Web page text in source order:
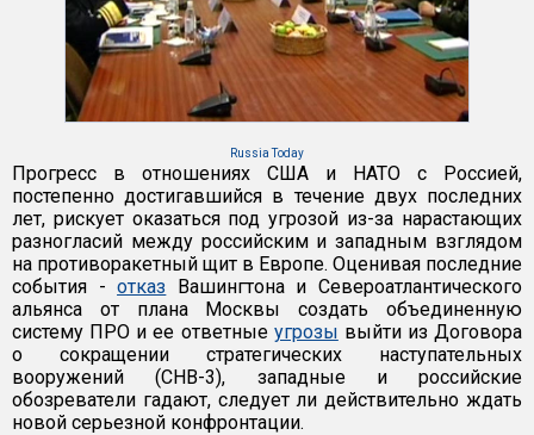
Russia Today
Прогресс в отношениях США и НАТО с Россией,
постепенно достигавшийся в течение двух последних
лет, рискует оказаться под угрозой из-за нарастающих
разногласий между российским и западным взглядом
на противоракетный щит в Европе. Оценивая последние
события -отказ Вашингтона и Североатлантического
альянса от плана Москвы создать объединенную
систему ПРО и ее ответные угрозы выйти из Договора
о сокращении стратегических наступательных
вооружений (СНВ-3), западные и российские
обозреватели гадают, следует ли действительно ждать
новой серьезной конфронтации.